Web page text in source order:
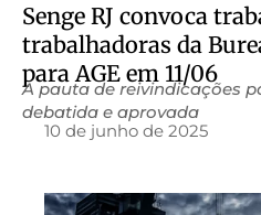
Senge RJ convoca
trabalhadoras da
para AGE em 11/06
A pauta de reivindicações
debatida e aprovada
10 de junho de 2025